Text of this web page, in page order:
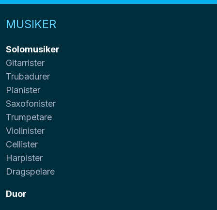
MUSIKER
Solomusiker
Gitarrister
Trubadurer
Pianister
Saxofonister
Trumpetare
Violinister
Cellister
Harpister
Dragspelare
Duor